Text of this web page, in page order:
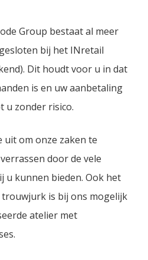
Group bestaat al meer
bij het INretail
Dit houdt voor u in dat
is en uw aanbetaling
u zonder risico.
uit om onze zaken te
door de vele
u kunnen bieden. Ook het
is bij ons mogelijk
atelier met